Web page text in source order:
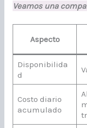
Veamos una
Aspecto
Disponibilida
d
Costo diario
acumulado